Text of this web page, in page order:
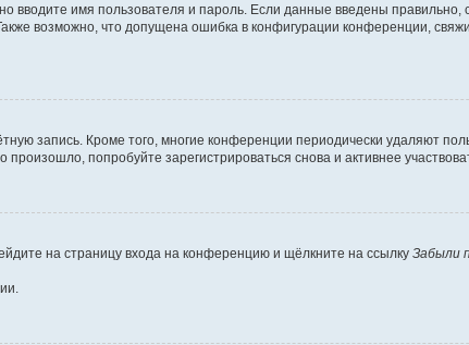
вводите имя пользователя и пароль. Если данные введены правильно,
возможно, что допущена ошибка в конфигурации конференции,
запись. Кроме того, многие конференции периодически удаляют
попробуйте зарегистрироваться снова и активнее
на страницу входа на конференцию и щёлкните на ссылкуЗабыли